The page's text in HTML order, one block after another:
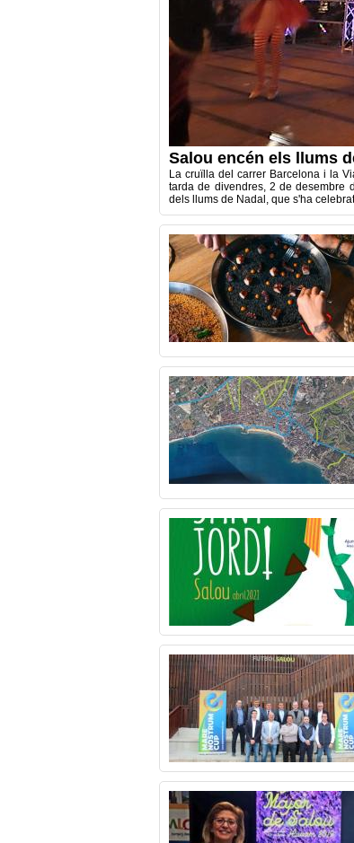
Salou encén els llums
La cruïlla del carrer Barcelona i la
tarda de divendres, 2 de desembre
dels llums de Nadal, que s'ha